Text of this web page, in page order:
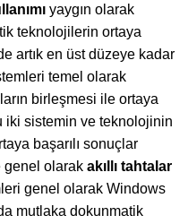
yaygın olarak
teknolojilerin ortaya
artık en üst düzeye kadar
temel olarak
birleşmesi ile ortaya
iki sistemin ve teknolojinin
başarılı sonuçlar
genel olarak akıllı tahtalar
genel olarak Windows
mutlaka dokunmatik